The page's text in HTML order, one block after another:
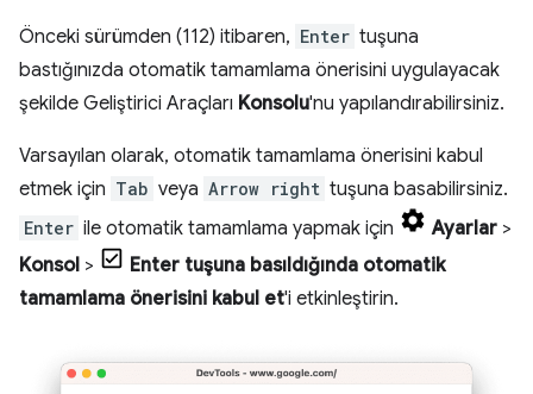
Önceki sürümden (112) itibaren, Enter tuşuna
bastığınızda otomatik tamamlama önerisini uygulayacak
şekilde Geliştirici Araçları Konsolu'nu yapılandırabilirsiniz.
Varsayılan olarak, otomatik tamamlama önerisini kabul
etmek için Tab veya Arrow right tuşuna basabilirsiniz.
Enter ile otomatik tamamlama yapmak için Ayarlar >
Konsol >
Enter tuşuna basıldığında otomatik
tamamlama önerisini kabul et'i etkinleştirin.